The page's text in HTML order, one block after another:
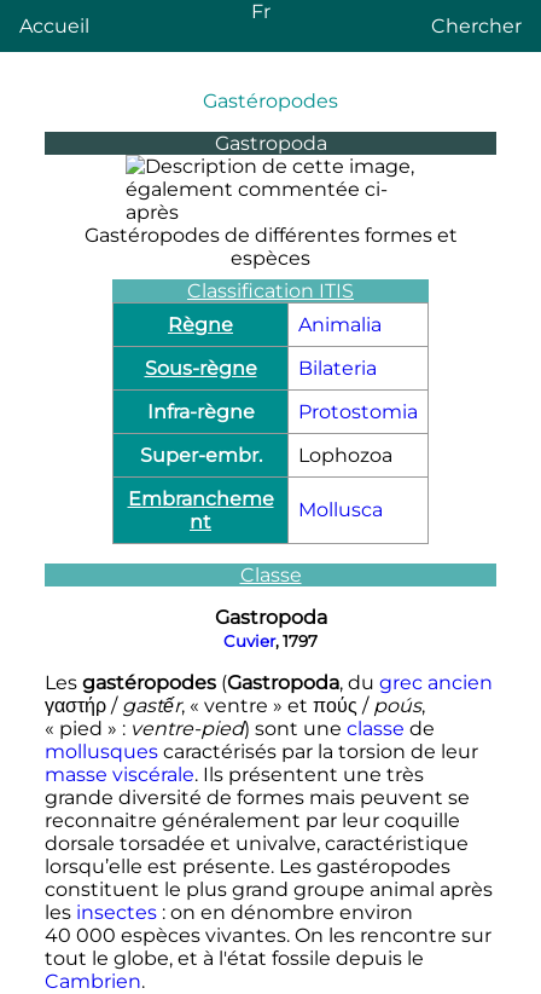
Accueil
Fr
Chercher
Gastéropodes
Gastropoda
Gastéropodes de différentes formes et
espèces
Classification ITIS
Règne
Animalia
Sous-règne
Bilateria
Infra-règne
Protostomia
Super-embr.
Lophozoa
Embrancheme
nt
Mollusca
Classe
Gastropoda
Cuvier, 1797
Les gastéropodes(Gastropoda, du grec ancien
γαστήρ / gastếr, « ventre » et πούς / poús,
« pied » : ventre-pied) sont une classe de
mollusquescaractérisés par la torsion de leur
masse viscérale. Ils présentent une très
grande diversité de formes mais peuvent se
reconnaitre généralement par leur coquille
dorsale torsadée et univalve, caractéristique
lorsqu’elle est présente. Les gastéropodes
constituent le plus grand groupe animal après
les insectes : on en dénombre environ
40 000 espècesvivantes. On les rencontre sur
tout le globe, et à l'état fossile depuis le
Cambrien.